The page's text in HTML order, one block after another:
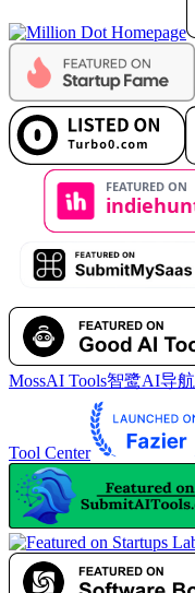
MossAI Tools智鹭AI导航
Tool Center